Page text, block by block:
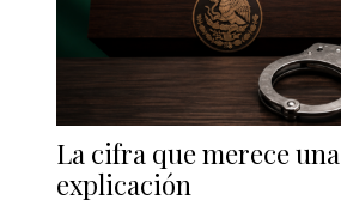
La cifra que merece una
explicación